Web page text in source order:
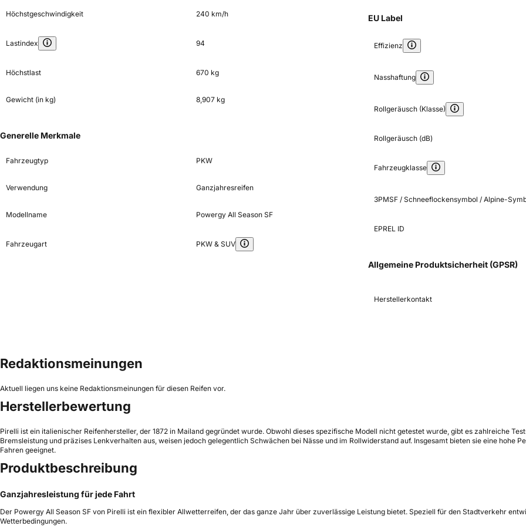
Höchstgeschwindigkeit 240 km/h
Lastindex 94
Höchstlast 670 kg
Gewicht (in kg) 8,907 kg
Generelle Merkmale
Fahrzeugtyp PKW
Verwendung Ganzjahresreifen
Modellname Powergy All Season SF
Fahrzeugart PKW & SUV
EU Label
Effizienz
Nasshaftung
Rollgeräusch (Klasse)
Rollgeräusch (dB)
Fahrzeugklasse
3PMSF / Schneeflockensymbol / Alpine-
EPREL ID
Allgemeine Produktsicherheit (GPSR)
Herstellerkontakt
Redaktionsmeinungen
Aktuell liegen uns keine Redaktionsmeinungen für diesen Reifen vor.
Herstellerbewertung
Pirelli ist ein italienischer Reifenhersteller, der 1872 in Mailand gegründet wurde. Obwohl dieses spezifische Modell nicht getestet wurde, gibt es zahlreiche
Bremsleistung und präzises Lenkverhalten aus, weisen jedoch gelegentlich Schwächen bei Nässe und im Rollwiderstand auf. Insgesamt bieten sie eine hohe
Fahren geeignet.
Produktbeschreibung
Ganzjahresleistung für jede Fahrt
Der Powergy All Season SF von Pirelli ist ein flexibler Allwetterreifen, der das ganze Jahr über zuverlässige Leistung bietet. Speziell für den Stadtverkehr
Wetterbedingungen.